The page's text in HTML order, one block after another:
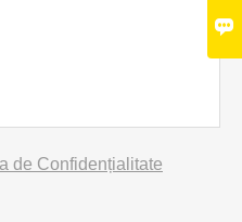
de Confidențialitate
